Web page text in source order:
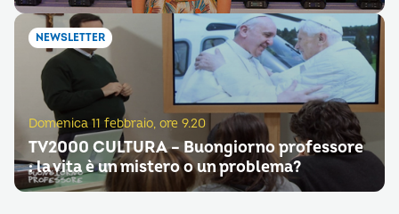
NEWSLETTER
Domenica 11 febbraio, ore 9.20
TV2000 CULTURA – Buongiorno professore
: la vita è un mistero o un problema?